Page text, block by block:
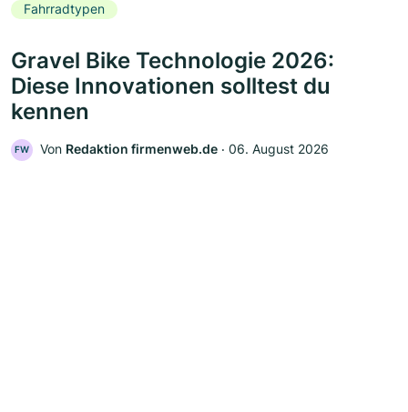
Fahrradtypen
Gravel Bike Technologie 2026:
Diese Innovationen solltest du
kennen
FW Von Redaktion firmenweb.de ‧ 06. August 2026